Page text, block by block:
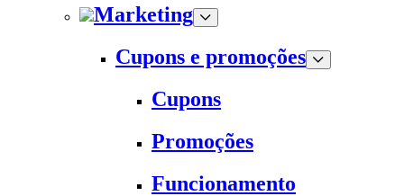
Marketing
Cupons e promoções
Cupons
Promoções
Funcionamento